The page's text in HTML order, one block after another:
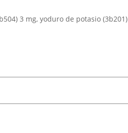
3 mg, yoduro de potasio (3b201)